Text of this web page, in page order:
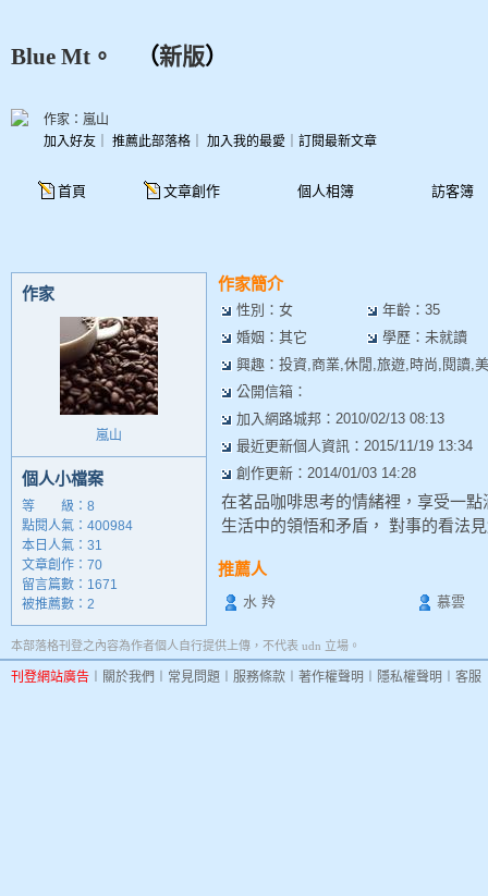
Blue Mt。 （新版）
首頁 文章創作 個人相簿 訪客簿
加入好友 推薦此部落格 加入我的最愛 訂閱最新文章
作家：嵐山
作家
嵐山
個人小檔案
等 級：8
點閱人氣：400984
本日人氣：31
文章創作：70
留言篇數：1671
被推薦數： 2
作家簡介
性別：女
年齡：35
婚姻：其它
學歷：未就讀
興趣：投資,商業,休閒,旅遊,時尚,閱讀,
公開信箱：
加入網路城邦：2010/02/13 08:13
最近更新個人資訊：2015/11/19 13:34
創作更新：2014/01/03 14:28
在茗品咖啡思考的情緒裡，享受一
生活中的領悟和矛盾， 對事的看法
推薦人
水 羚 慕雲
本部落格刊登之內容為作者個人自行提供上傳，不代表 udn 立場。
刊登網站廣告 關於我們 常見問題 服務條款 著作權聲明 隱私權聲明 客服